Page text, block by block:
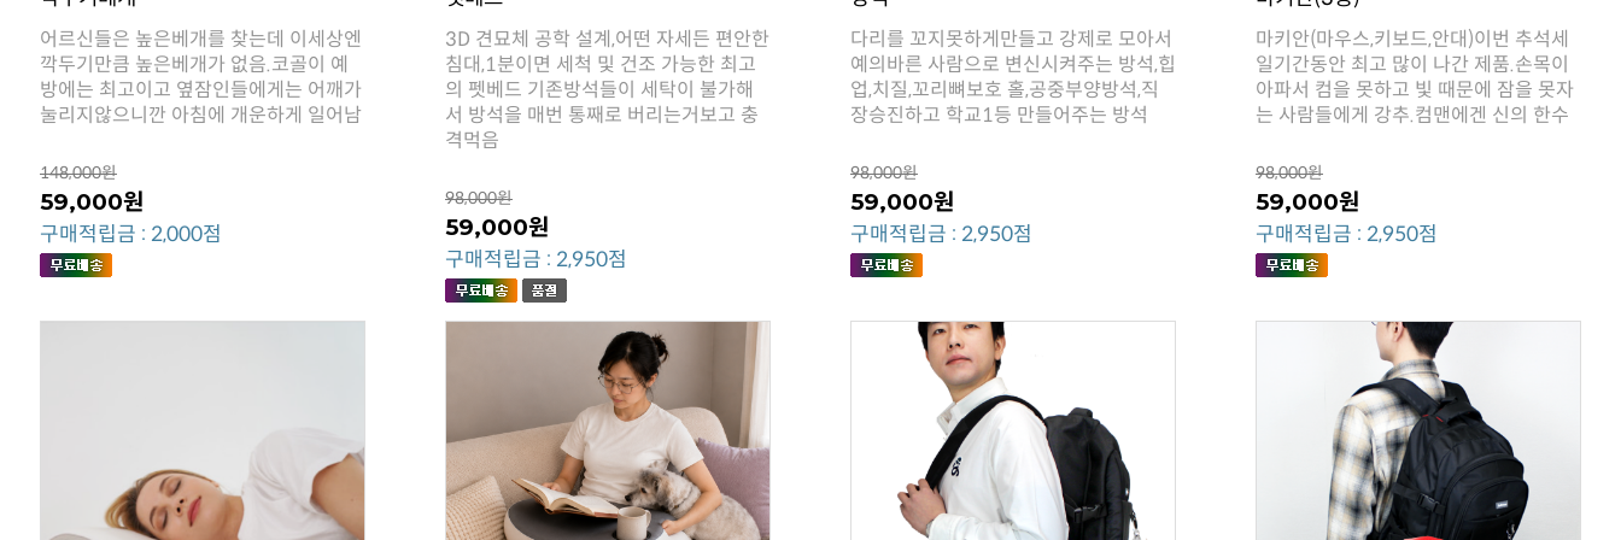
눌리지않으니깐 아침에 개운하게 일어남
148,000원
59,000원
구매적립금 : 2,000점
격먹음
98,000원
59,000원
구매적립금 : 2,950점
장승진하고 학교1등 만들어주는 방석
98,000원
59,000원
구매적립금 : 2,950점
는 사람들에게 강추.컴맨에겐 신의 한수
98,000원
59,000원
구매적립금 : 2,950점